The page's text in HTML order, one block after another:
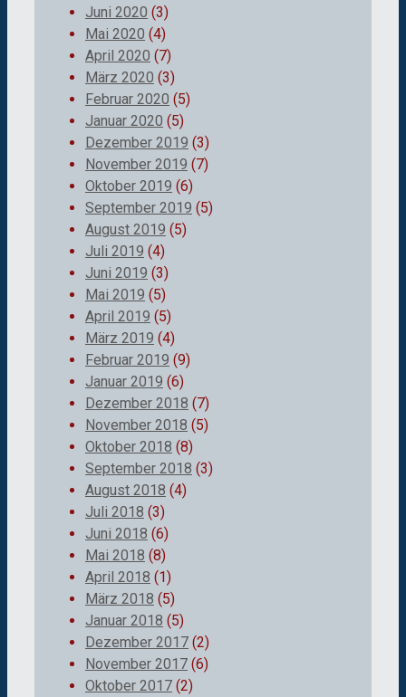
Juni 2020 (3)
Mai 2020 (4)
April 2020 (7)
März 2020 (3)
Februar 2020 (5)
Januar 2020 (5)
Dezember 2019 (3)
November 2019 (7)
Oktober 2019 (6)
September 2019 (5)
August 2019 (5)
Juli 2019 (4)
Juni 2019 (3)
Mai 2019 (5)
April 2019 (5)
März 2019 (4)
Februar 2019 (9)
Januar 2019 (6)
Dezember 2018 (7)
November 2018 (5)
Oktober 2018 (8)
September 2018 (3)
August 2018 (4)
Juli 2018 (3)
Juni 2018 (6)
Mai 2018 (8)
April 2018 (1)
März 2018 (5)
Januar 2018 (5)
Dezember 2017 (2)
November 2017 (6)
Oktober 2017 (2)